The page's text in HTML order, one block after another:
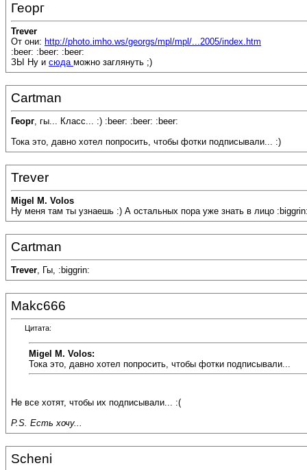
Георг
Trever
От они: http://photo.imho.ws/georgs/mpl/mpl/...2005/index.htm
:beer: :beer: :beer:
ЗЫ Ну и сюда можно заглянуть ;)
Cartman
Георг, гы... Класс... :) :beer: :beer: :beer:
Тока это, давно хотел попросить, чтобы фотки подписывали... :)
Trever
Migel M. Volos
Ну меня там ты узнаешь :) А остальных пора уже знать в лицо
Cartman
Trever, Гы, :biggrin:
Makc666
Цитата:
Migel M. Volos:
Тока это, давно хотел попросить, чтобы фотки подписывали...
Не все хотят, чтобы их подписывали... :(
P.S. Есть хочу...
Scheni